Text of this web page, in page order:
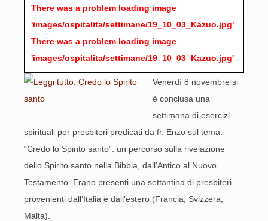
There was a problem loading image
'images/ospitalita/settimane/19_10_03_Kazuo.jpg'
There was a problem loading image
'images/ospitalita/settimane/19_10_03_Kazuo.jpg'
Venerdì 8 novembre si
è conclusa una
settimana di esercizi
spirituali per presbiteri predicati da fr. Enzo sul tema:
“Credo lo Spirito santo”: un percorso sulla rivelazione
dello Spirito santo nella Bibbia, dall’Antico al Nuovo
Testamento. Erano presenti una settantina di presbiteri
provenienti dall’Italia e dall’estero (Francia, Svizzera,
Malta).